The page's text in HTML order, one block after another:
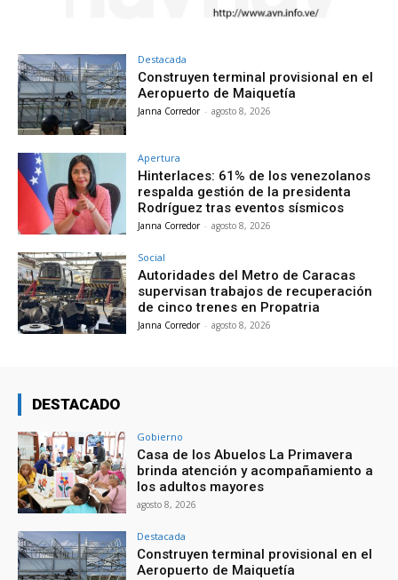
Destacada
Construyen terminal provisional en el
Aeropuerto de Maiquetía
Janna Corredor - agosto 8, 2026
Apertura
Hinterlaces: 61% de los venezolanos
respalda gestión de la presidenta
Rodríguez tras eventos sísmicos
Janna Corredor - agosto 8, 2026
Social
Autoridades del Metro de Caracas
supervisan trabajos de recuperación
de cinco trenes en Propatria
Janna Corredor - agosto 8, 2026
DESTACADO
Gobierno
Casa de los Abuelos La Primavera
brinda atención y acompañamiento a
los adultos mayores
agosto 8, 2026
Destacada
Construyen terminal provisional en el
Aeropuerto de Maiquetía